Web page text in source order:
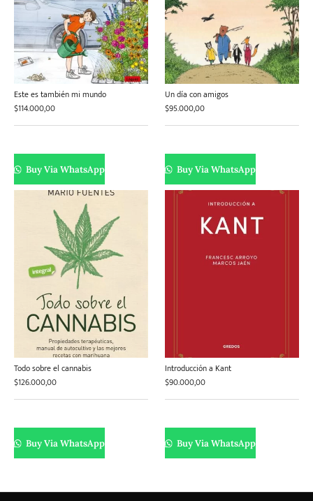
Este es también mi mundo
$114.000,00
Buy Via WhatsApp
Un día con amigos
$95.000,00
Buy Via WhatsApp
Todo sobre el cannabis
$126.000,00
Buy Via WhatsApp
Introducción a Kant
$90.000,00
Buy Via WhatsApp